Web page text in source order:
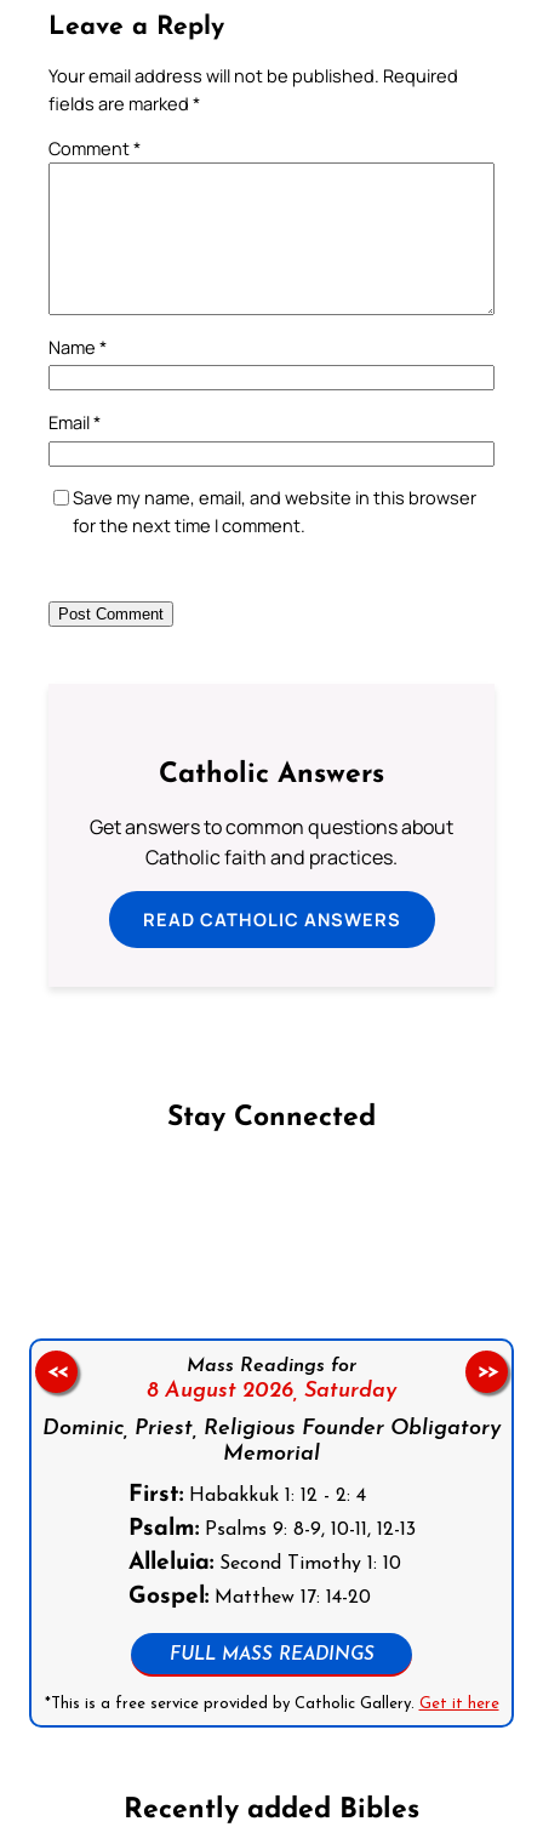
Leave a Reply
Your email address will not be published. Required
fields are marked *
Comment*
Name *
Email*
Save my name, email, and website in this browser
for the next time I comment.
Catholic Answers
Get answers to common questions about
Catholic faith and practices.
READ CATHOLIC ANSWERS
Stay Connected
Mass Readings for
8 August 2026, Saturday
Dominic, Priest, Religious Founder Obligatory
Memorial
First:Habakkuk 1: 12 - 2: 4
Psalm:Psalms 9: 8-9, 10-11, 12-13
Alleluia:Second Timothy 1: 10
Gospel:Matthew 17: 14-20
FULL MASS READINGS
*This is a free service provided by Catholic Gallery. Get it here
<< >>
Recently added Bibles